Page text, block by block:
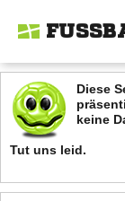
Diese
keine
Tut uns leid.